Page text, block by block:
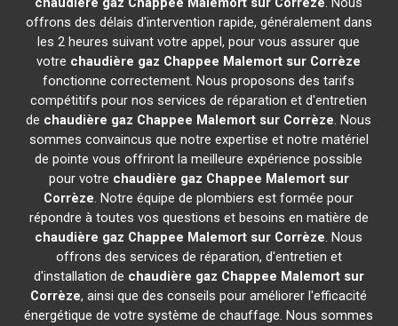
offrons des délais d'intervention rapide, généralement dans
les 2 heures suivant votre appel, pour vous assurer que
votre chaudière gaz Chappee Malemort sur Corrèze
fonctionne correctement. Nous proposons des tarifs
compétitifs pour nos services de réparation et d'entretien
de chaudière gaz Chappee Malemort sur Corrèze. Nous
sommes convaincus que notre expertise et notre matériel
de pointe vous offriront la meilleure expérience possible
pour votre chaudière gaz Chappee Malemort sur
Corrèze. Notre équipe de plombiers est formée pour
répondre à toutes vos questions et besoins en matière de
chaudière gaz Chappee Malemort sur Corrèze. Nous
offrons des services de réparation, d'entretien et
d'installation de chaudière gaz Chappee Malemort sur
Corrèze, ainsi que des conseils pour améliorer l'efficacité
énergétique de votre système de chauffage. Nous sommes